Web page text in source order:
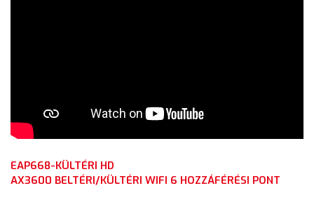
EAP668-KÜLTÉRI HD
AX3600 BELTÉRI/KÜLTÉRI WIFI 6 HOZZÁFÉRÉSI PONT